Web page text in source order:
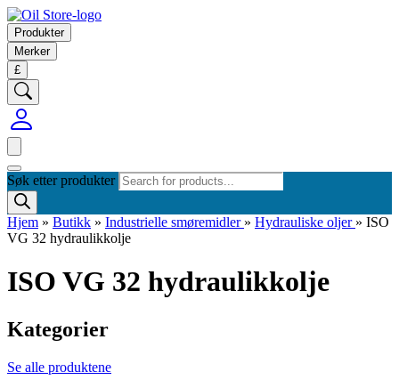
Produkter
Merker
£
Søk etter produkter
Hjem » Butikk » Industrielle smøremidler » Hydrauliske oljer » ISO
VG 32 hydraulikkolje
ISO VG 32 hydraulikkolje
Kategorier
Se alle produktene